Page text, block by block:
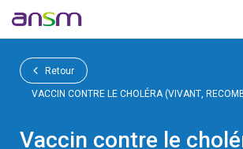
Retour
VACCIN CONTRE LE CHOLÉRA (VIVANT,
Vaccin contre le